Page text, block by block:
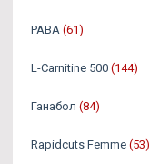
PABA (61)
L-Carnitine 500 (144)
Ганабол (84)
Rapidcuts Femme (53)